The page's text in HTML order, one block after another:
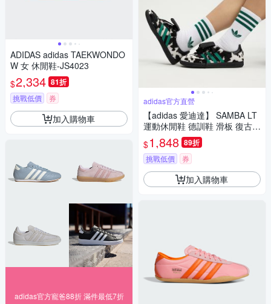
ADIDAS adidas TAEKWONDO
W 女 休閒鞋-JS4023
$2,334 81折
挑戰低價 券
加入購物車
adidas官方寵爸88折 滿件最低7折
adidas官方直營
【adidas 愛迪達】 SAMBA LT
運動休閒鞋 德訓鞋 滑板 復古
女 - Originals JS3930
$1,848 89折
挑戰低價 券
加入購物車